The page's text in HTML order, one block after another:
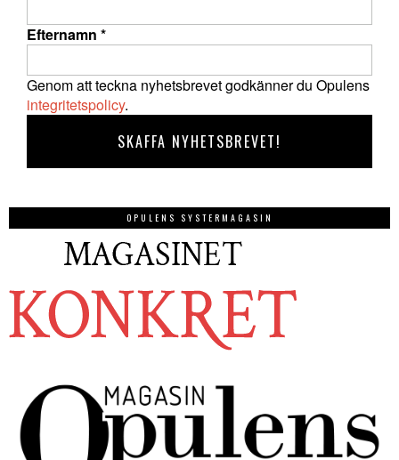
Efternamn *
Genom att teckna nyhetsbrevet godkänner du Opulens
integritetspolicy.
OPULENS SYSTERMAGASIN